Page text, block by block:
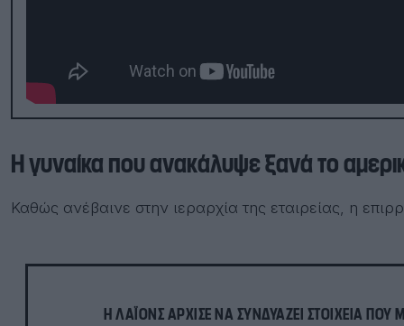
Η γυναίκα που ανακάλυψε ξανά το
Καθώς ανέβαινε στην ιεραρχία της εταιρείας, η
Η ΛΆΙΟΝΣ ΆΡΧΙΣΕ ΝΑ ΣΥΝΔΥΆΖΕΙ ΣΤΟΙΧΕΊΑ